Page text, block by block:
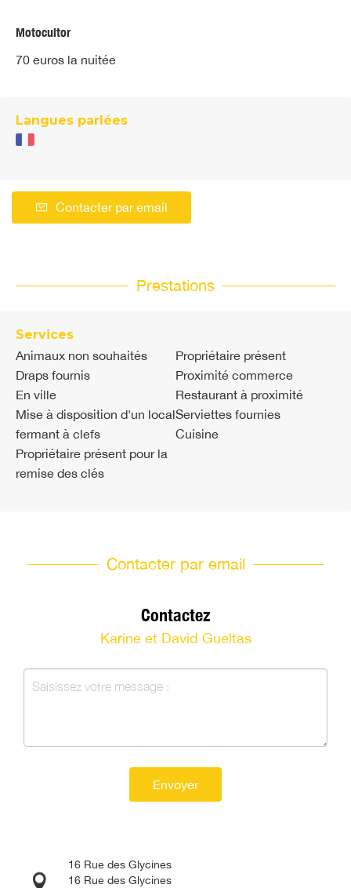
Motocultor
70 euros la nuitée
Langues parlées
Contacter par email
Prestations
Services
Animaux non souhaités
Draps fournis
En ville
Mise à disposition d'un local
fermant à clefs
Propriétaire présent pour la
remise des clés
Propriétaire présent
Proximité commerce
Restaurant à proximité
Serviettes fournies
Cuisine
Contacter par email
Contactez
Karine et David Gueltas
Envoyer
16 Rue des Glycines
16 Rue des Glycines